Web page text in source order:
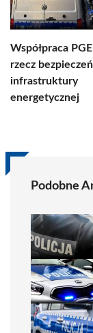
Współpraca
rzecz
infrastruktury
energetycznej
Podobne